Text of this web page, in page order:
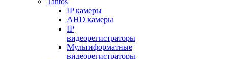
IP камеры
AHD камеры
IP
видеорегистраторы
Мультиформатные
видеорегистраторы